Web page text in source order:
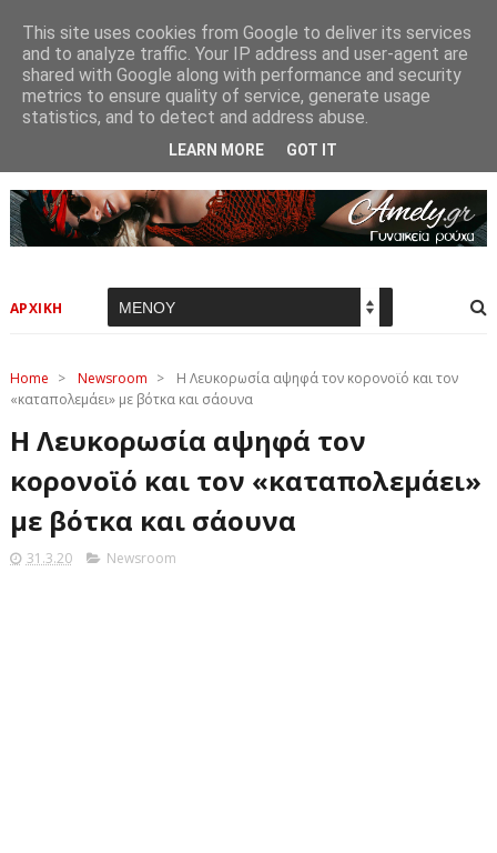
ΑΡΧΙΚΗ
Home > Newsroom >
Η Λευκορωσία αψηφά τον κορονοϊό και τον
«καταπολεμάει» με βότκα και σάουνα
Η Λευκορωσία αψηφά τον
κορονοϊό και τον «καταπολεμάει»
με βότκα και σάουνα
31.3.20 Newsroom
This site uses cookies from Google to deliver its services
and to analyze traffic. Your IP address and user-agent are
shared with Google along with performance and security
metrics to ensure quality of service, generate usage
statistics, and to detect and address abuse.
LEARN MORE GOT IT